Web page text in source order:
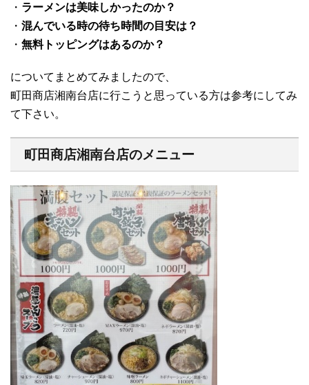
・ ラーメンは美味しかったのか？
・ 混んでいる時の待ち時間の目安は？
・ 無料トッピングはあるのか？
についてまとめてみましたので、
町田商店湘南台店に行こうと思っている方は参考にしてみ
て下さい。
町田商店湘南台店のメニュー